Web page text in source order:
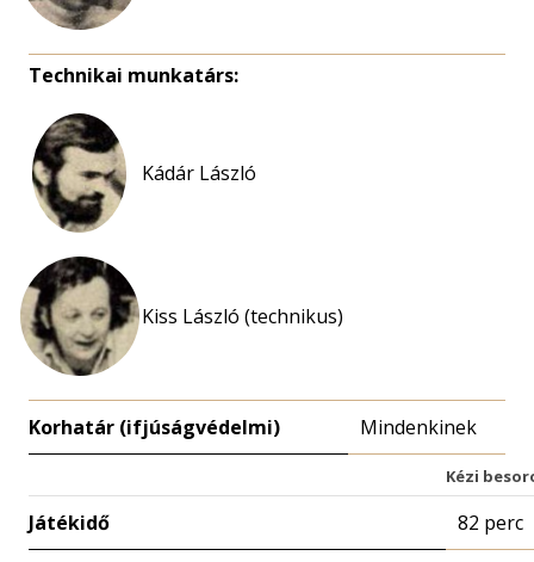
Technikai munkatárs:
Kádár László
Kiss László (technikus)
Korhatár (ifjúságvédelmi) Mindenkinek
Kézi
Játékidő 82 perc